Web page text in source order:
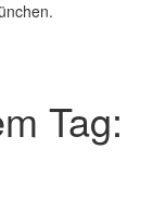
Tag: